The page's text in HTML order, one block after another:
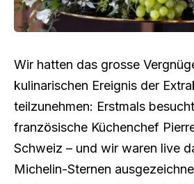
Wir hatten das grosse
kulinarischen Ereignis der
teilzunehmen: Erstmals
französische Küchenchef
Schweiz – und wir waren live
Michelin-Sternen